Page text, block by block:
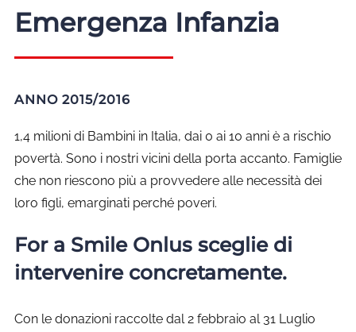
Emergenza Infanzia
ANNO 2015/2016
1,4 milioni di Bambini in Italia, dai 0 ai 10 anni è a rischio
povertà. Sono i nostri vicini della porta accanto. Famiglie
che non riescono più a provvedere alle necessità dei
loro figli, emarginati perché poveri.
For a Smile Onlus sceglie di
intervenire concretamente.
Con le donazioni raccolte dal 2 febbraio al 31 Luglio